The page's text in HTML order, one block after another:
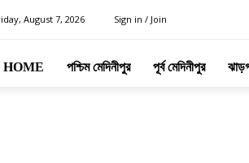
August 7, 2026 Sign in / Join
HOME পশ্চিম মেদিনীপুর পূর্ব মেদিনীপুর